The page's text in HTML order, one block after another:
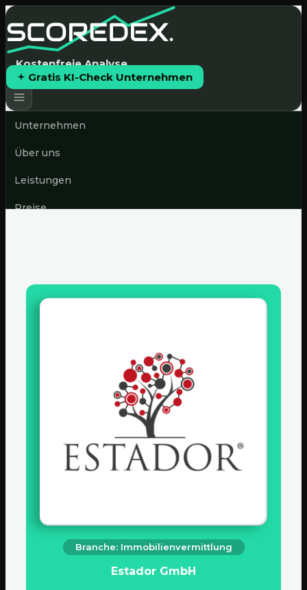
Kostenfreie Analyse
Gratis KI-Check Unternehmen
Unternehmen
Über uns
Leistungen
Preise
Branche: Immobilienvermittlung
Estador GmbH